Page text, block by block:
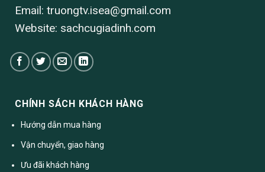
Email: truongtv.isea@gmail.com
Website: sachcugiadinh.com
CHÍNH SÁCH KHÁCH HÀNG
Hướng dẫn mua hàng
Vận chuyển, giao hàng
Ưu đãi khách hàng